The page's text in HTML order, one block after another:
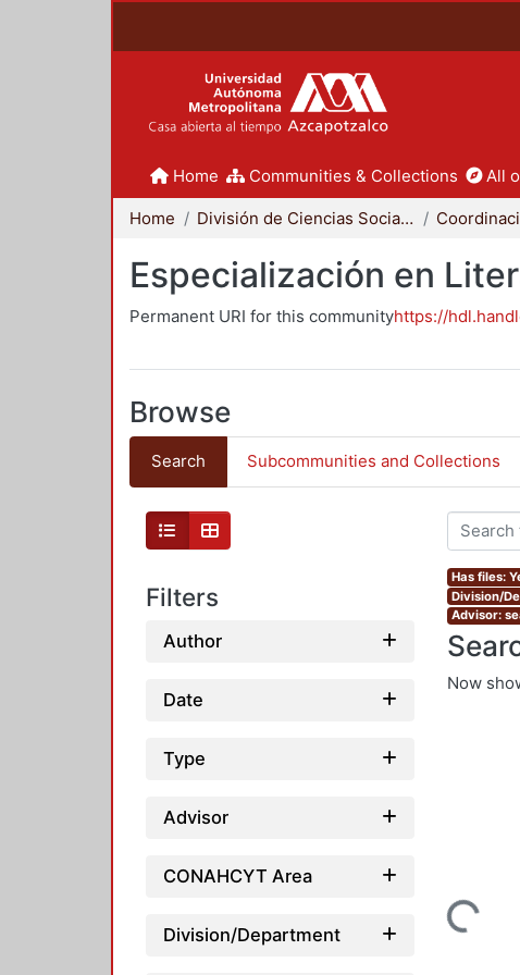
Home Communities & Collections All
Home División de Ciencias Sociales y Humanidades
Especialización en
Permanent URI for this communityhttps://
Browse
Search Subcommunities and Collections
Filters
Author
Date
Type
Advisor
CONAHCYT Area
Division/Department
Has files:
Division/
Advisor:
Now
Loading...